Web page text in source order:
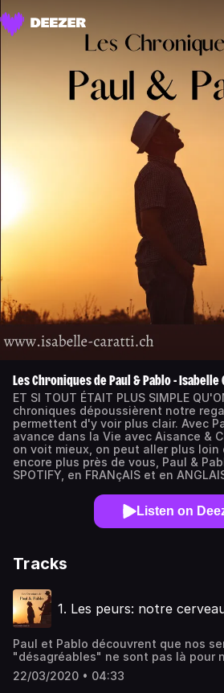
Les Chroniques de Paul & Pablo -
ET SI TOUT ÉTAIT PLUS SIMPLE
chroniques dépoussièrent notre
permettent d'y voir plus clair. Avec
avance dans la Vie avec Aisance &
on voit mieux, on peut aller plus loin
encore plus près de vous, Paul &
SPOTIFY, en FRANçAIS et en
Listen on
Tracks
1. Les peurs: notre
Paul et Pablo découvrent que nos
"désagréables" ne sont pas là pour
fait fausse route. Pas plus qu'un
ne nous signale que nous sommes
22/03/2020 • 04:33